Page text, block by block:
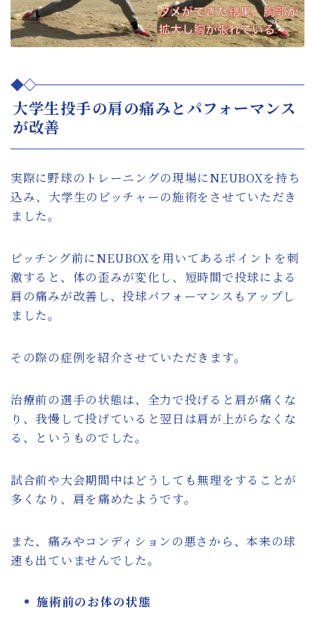
大学生投手の肩の痛みとパフォーマンス
が改善
実際に野球のトレーニングの現場にNEUBOXを持ち
込み、大学生のピッチャーの施術をさせていただき
ました。
ピッチング前にNEUBOXを用いてあるポイントを刺
激すると、体の歪みが変化し、短時間で投球による
肩の痛みが改善し、投球パフォーマンスもアップし
ました。
その際の症例を紹介させていただきます。
治療前の選手の状態は、全力で投げると肩が痛くな
り、我慢して投げていると翌日は肩が上がらなくな
る、というものでした。
試合前や大会期間中はどうしても無理をすることが
多くなり、肩を痛めたようです。
また、痛みやコンディションの悪さから、本来の球
速も出ていませんでした。
施術前のお体の状態